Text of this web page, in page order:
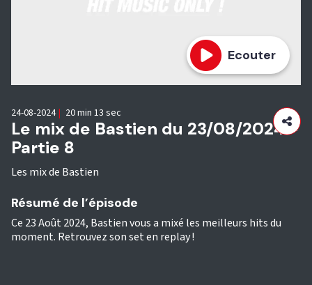
Ecouter
Le mix de Bastien du 23/08/2024 -
Partie 8
Les mix de Bastien
24-08-2024 | 20 min 13 sec
Résumé de l’épisode
Ce 23 Août 2024, Bastien vous a mixé les meilleurs hits du
moment. Retrouvez son set en replay !